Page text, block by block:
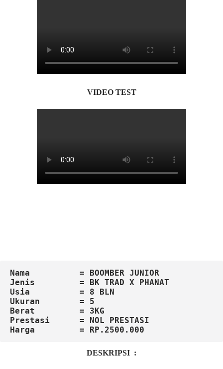
VIDEO TEST
Nama          = BOOMBER JUNIOR
Jenis         = BK TRAD X PHANAT
Usia          = 8 BLN
Ukuran        = 5
Berat         = 3KG
Harga         = RP.2500.000
DESKRIPSI :